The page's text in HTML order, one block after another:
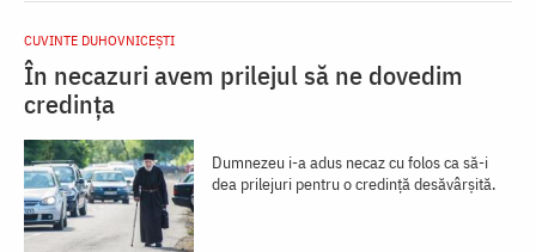
CUVINTE DUHOVNICEȘTI
În necazuri avem prilejul să ne dovedim
credința
Dumnezeu i-a adus necaz cu folos ca să-i
dea prilejuri pentru o credință desăvârșită.